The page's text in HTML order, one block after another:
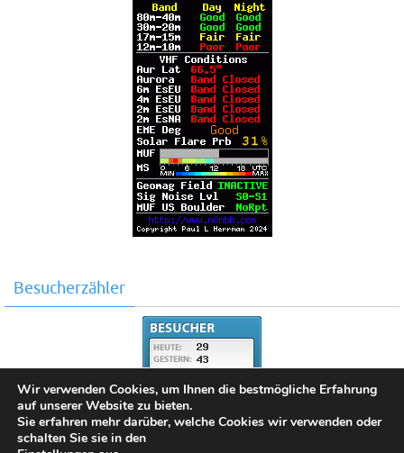
Besucherzähler
Wir verwenden Cookies, um Ihnen die bestmögliche Erfahrung
auf unserer Website zu bieten.
Sie erfahren mehr darüber, welche Cookies wir verwenden oder
schalten Sie sie in den